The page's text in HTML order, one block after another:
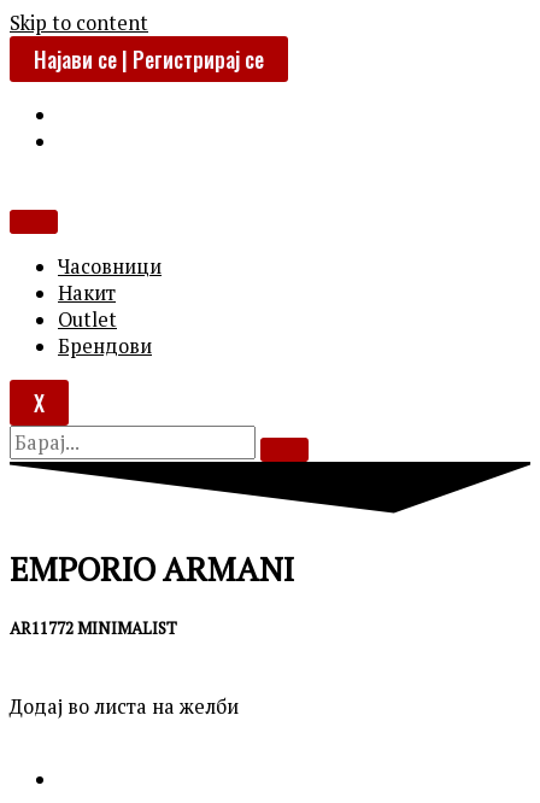
Skip to content
Најави се | Регистрирај се
Часовници
Накит
Outlet
Брендови
X
EMPORIO ARMANI
AR11772 MINIMALIST
Додај во листа на желби